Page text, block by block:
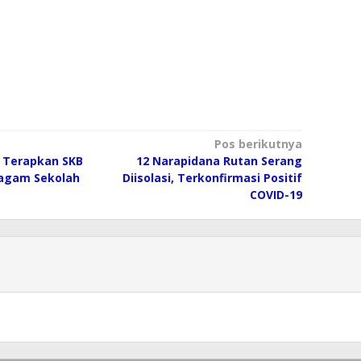
SKB
Sekolah
Pos berikutnya
12 Narapidana Rutan Serang
Diisolasi, Terkonfirmasi Positif
COVID-19